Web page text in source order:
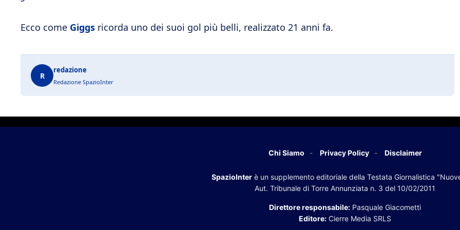
Ecco come Giggs ricorda uno dei suoi gol più belli, realizzato 21 anni fa.
R
redazione
Redazione SpazioInter
Chi Siamo Privacy Policy Disclaimer
SpazioInterè un supplemento editoriale della Testata Giornalistica
Aut. Tribunale di Torre Annunziata n. 3 del 10/02/2011
Direttore responsabile: Pasquale Giacometti
Editore: Cierre Media SRLS